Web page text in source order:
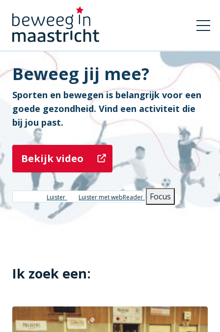
Beweeg jij mee?
Sporten en bewegen is belangrijk voor een
goede gezondheid. Vind een activiteit die
bij jou past.
Bekijk video
Luister Luister met webReader Focus
Ik zoek een: